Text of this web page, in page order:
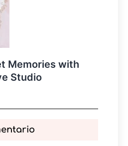
Memories with
Studio